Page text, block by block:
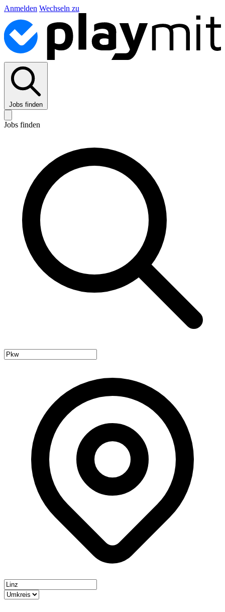
Anmelden Wechseln zu
Jobs finden
Jobs finden